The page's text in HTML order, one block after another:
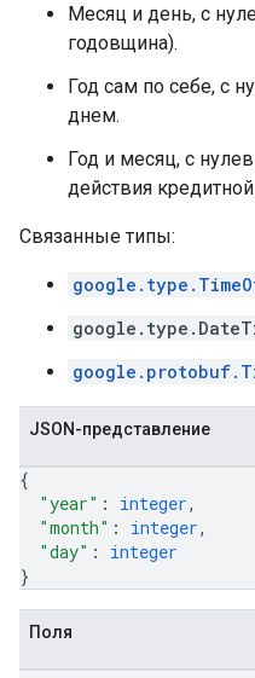
Месяц и день, с
годовщина).
Год сам по себе, с
днем.
Год и месяц, с
действия
Связанные типы:
JSON-представление
{
"year" : integer,
"month" : integer,
"day" : integer
}
Поля